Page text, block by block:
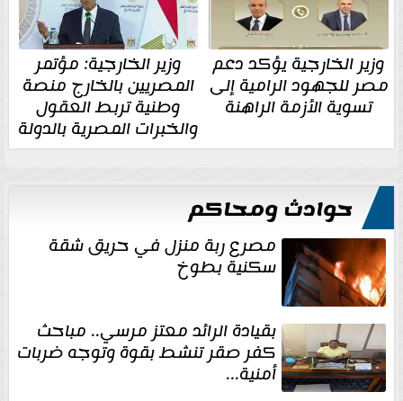
وزير الخارجية يؤكد دعم
مصر للجهود الرامية إلى
تسوية الأزمة الراهنة
وزير الخارجية: مؤتمر
المصريين بالخارج منصة
وطنية تربط العقول
والخبرات المصرية بالدولة
حوادث ومحاكم
مصرع ربة منزل في حريق شقة
سكنية بطوخ
بقيادة الرائد معتز مرسي.. مباحث
كفر صقر تنشط بقوة وتوجه ضربات
أمنية...